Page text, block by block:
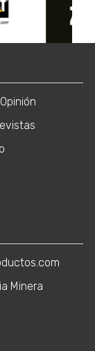
Opinión
Minera